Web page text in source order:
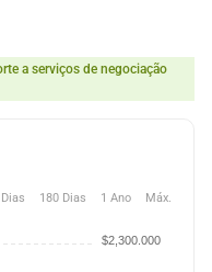
a serviços de negociação
180 Dias 1 Ano Máx.
$2,300.000